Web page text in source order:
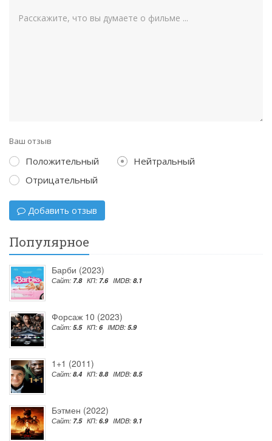
Ваш отзыв
Положительный
Нейтральный
Отрицательный
Добавить отзыв
Популярное
Барби (2023)
Сайт: 7.8 КП: 7.6 IMDB: 8.1
Форсаж 10 (2023)
Сайт: 5.5 КП: 6 IMDB: 5.9
1+1 (2011)
Сайт: 8.4 КП: 8.8 IMDB: 8.5
Бэтмен (2022)
Сайт: 7.5 КП: 6.9 IMDB: 9.1